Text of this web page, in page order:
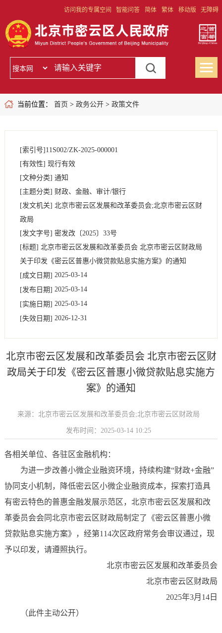
访问我的专属空间 智能问答 简体 繁体 移动版 无障碍
当前位置： 首页 > 政务公开> 政策文件
[索引号] 11S002/ZK-2025-000001
[有效性] 现行有效
[文种分类] 通知
[主题分类] 财政、金融、审计/银行
[发文机关] 北京市密云区发展和改革委员会;北京市密云区财
政局
[发文字号] 密发改〔2025〕 33号
[标题] 北京市密云区发展和改革委员会 北京市密云区财政局
关于印发《密云区普惠小微贷款贴息实施方案》的通知
[成文日期] 2025-03-14
[发布日期] 2025-03-14
[实施日期] 2025-03-14
[失效日期] 2026-12-31
北京市密云区发展和改革委员会 北京市密云区财
政局关于印发《密云区普惠小微贷款贴息实施方
案》的通知
来源：北京市密云区发展和改革委员会;北京市密云区财政局
发布时间：2025-03-14 10:25
各相关单位、各驻区金融机构：
为进一步改善小微企业融资环境，持续构建“财政+金融”
协同支小机制，降低密云区小微企业融资成本，探索打造具
有密云特色的普惠金融发展示范区，北京市密云区发展和改
革委员会会同北京市密云区财政局制定了《密云区普惠小微
贷款贴息实施方案》，经第114次区政府常务会审议通过，现
予以印发，请遵照执行。
北京市密云区发展和改革委员会
北京市密云区财政局
2025年3月14日
（此件主动公开）